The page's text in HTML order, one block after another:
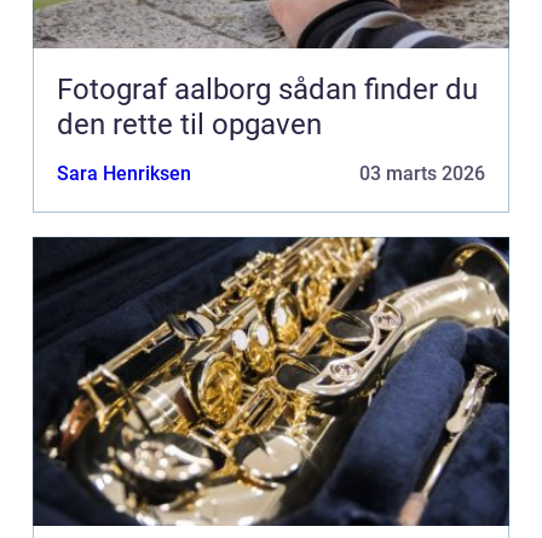
Fotograf aalborg sådan finder du
den rette til opgaven
Sara Henriksen 03 marts 2026